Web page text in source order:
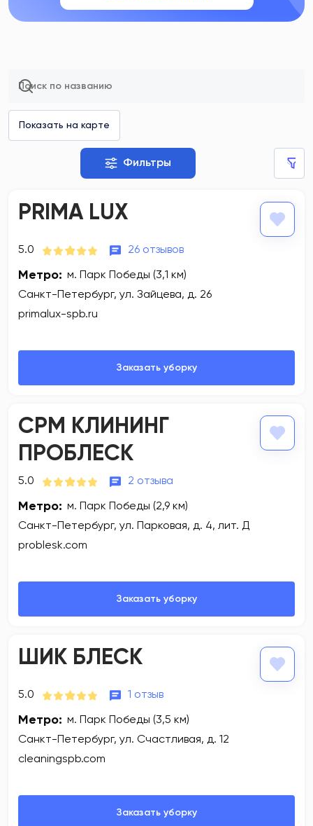
Фильтры
PRIMA LUX
5.0 26 отзывов
Метро: м. Парк Победы (3,1 км)
Санкт-Петербург, ул. Зайцева, д. 26
primalux-spb.ru
СРМ КЛИНИНГ
ПРОБЛЕСК
5.0 2 отзыва
Метро: м. Парк Победы (2,9 км)
Санкт-Петербург, ул. Парковая, д. 4, лит. Д
problesk.com
ШИК БЛЕСК
5.0 1 отзыв
Метро: м. Парк Победы (3,5 км)
Санкт-Петербург, ул. Счастливая, д. 12
cleaningspb.com